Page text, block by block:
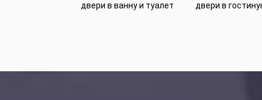
двери в ванну и туалет двери в